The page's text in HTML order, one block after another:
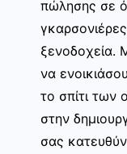
πώλησης σε
ξενοδοχεία.
να
το σπίτι των
στην
σας